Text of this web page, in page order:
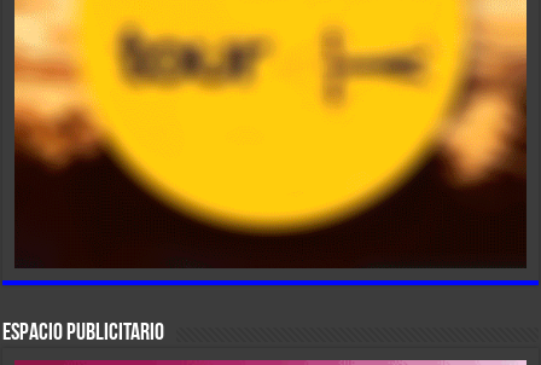
ESPACIO PUBLICITARIO